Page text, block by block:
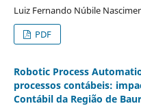
Luiz Fernando Núbile
PDF
Robotic Process
processos contábeis:
Contábil da Região de